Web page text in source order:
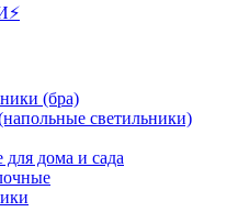
(бра)
светильники)
дома и сада